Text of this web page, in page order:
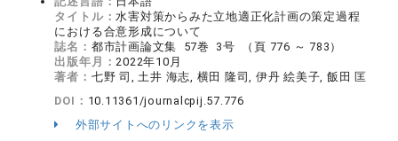
タイトル：水害対策からみた立地適正化計画の策定過程
における合意形成について
誌名： 都市計画論文集 57巻 3号 （頁 776 ～ 783）
出版年月：2022年10月
著者： 七野 司, 土井 海志, 横田 隆司, 伊丹 絵美子, 飯田 匡
DOI： 10.11361/journalcpij.57.776
外部サイトへのリンクを表示